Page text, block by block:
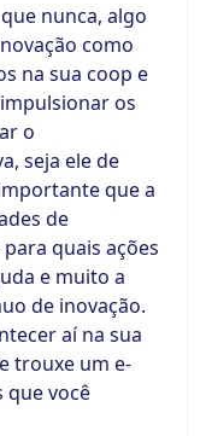
nunca, algo
como
na sua coop e
os
o
seja ele de
que a
de
quais ações
e muito a
de inovação.
aí na sua
trouxe um e-
que você